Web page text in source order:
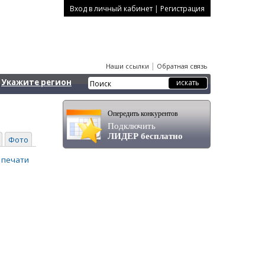
Вход в личный кабинет | Регистрация
Наши ссылки | Обратная связь
Укажите регион
Фото
Опередить конкурентов
Подключить
ЛИДЕР бесплатно